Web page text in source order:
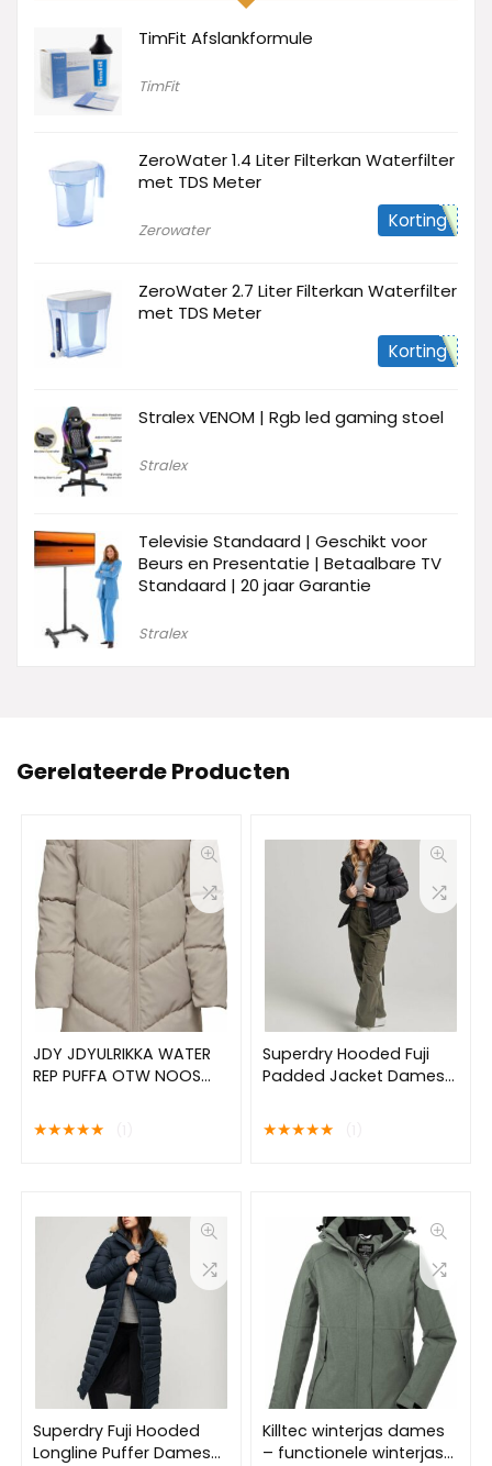
TimFit Afslankformule
TimFit
ZeroWater 1.4 Liter Filterkan Waterfilter
met TDS Meter
Zerowater Korting
ZeroWater 2.7 Liter Filterkan Waterfilter
met TDS Meter
Korting
Stralex VENOM | Rgb led gaming stoel
Stralex
Televisie Standaard | Geschikt voor
Beurs en Presentatie | Betaalbare TV
Standaard | 20 jaar Garantie
Stralex
Gerelateerde Producten
JDY JDYULRIKKA WATER
REP PUFFA OTW NOOS
★★★★★
Superdry Hooded Fuji
Padded Jacket Dames
★★★★★
Superdry Fuji Hooded
Longline Puffer Dames
Killtec winterjas dames
– functionele winterjas